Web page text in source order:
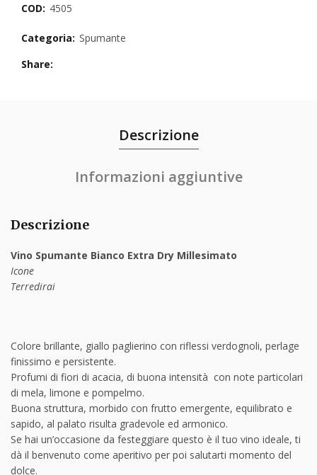
COD: 4505
Categoria: Spumante
Share
Descrizione
Informazioni aggiuntive
Descrizione
Vino Spumante Bianco Extra Dry Millesimato
Icone
Terredirai
Colore brillante, giallo paglierino con riflessi verdognoli, perlage
finissimo e persistente.
Profumi di fiori di acacia, di buona intensità con note particolari
di mela, limone e pompelmo.
Buona struttura, morbido con frutto emergente, equilibrato e
sapido, al palato risulta gradevole ed armonico.
Se hai un’occasione da festeggiare questo è il tuo vino ideale, ti
dà il benvenuto come aperitivo per poi salutarti momento del
dolce.